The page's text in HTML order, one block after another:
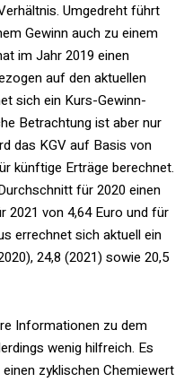
Umgedreht führt
Gewinn auch zu einem
im Jahr 2019 einen
auf den aktuellen
sich ein Kurs-Gewinn-
Betrachtung ist aber nur
das KGV auf Basis von
künftige Erträge berechnet.
für 2020 einen
2021 von 4,64 Euro und für
errechnet sich aktuell ein
24,8 (2021) sowie 20,5
Informationen zu dem
wenig hilfreich. Es
zyklischen Chemiewert